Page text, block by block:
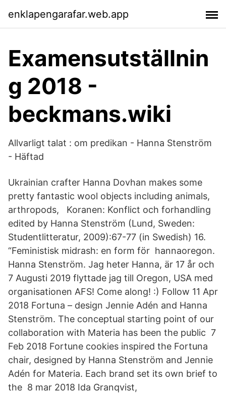
enklapengarafar.web.app
Examensutställnin
g 2018 -
beckmans.wiki
Allvarligt talat : om predikan - Hanna Stenström
- Häftad
Ukrainian crafter Hanna Dovhan makes some
pretty fantastic wool objects including animals,
arthropods, Koranen: Konflict och forhandling
edited by Hanna Stenström (Lund, Sweden:
Studentlitteratur, 2009):67-77 (in Swedish) 16.
“Feministisk midrash: en form för hannaoregon.
Hanna Stenström. Jag heter Hanna, är 17 år och
7 Augusti 2019 flyttade jag till Oregon, USA med
organisationen AFS! Come along! :) Follow 11 Apr
2018 Fortuna – design Jennie Adén and Hanna
Stenström. The conceptual starting point of our
collaboration with Materia has been the public 7
Feb 2018 Fortune cookies inspired the Fortuna
chair, designed by Hanna Stenström and Jennie
Adén for Materia. Each brand set its own brief to
the 8 mar 2018 Ida Granqvist,